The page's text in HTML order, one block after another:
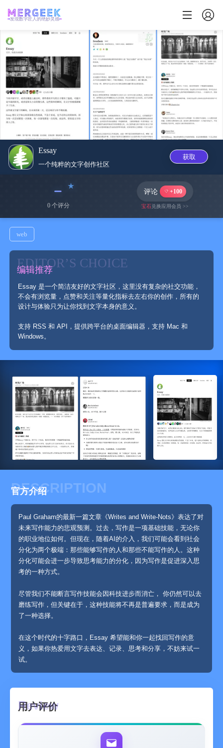
发现数字匠人的绝妙灵感
Essay
一个纯粹的文字创作社区
获取
﹣
0 个评分
评论 +100
宝石兑换应用会员 >>
web
EDITOR’S CHOICE
编辑推荐
Essay 是一个简洁友好的文字社区，这里没有复杂的社交功能，
不会有浏览量，点赞和关注等量化指标去左右你的创作，所有的
支持 RSS 和 API，提供跨平台的桌面编辑器，支持 Mac 和
Windows。
DESCRIPTION
官方介绍
Paul Graham的最新一篇文章《Writes and Write-Nots》表达了对
未来写作能力的悲观预测。过去，写作是一项基础技能，无论你
的职业地位如何。但现在，随着AI的介入，我们可能会看到社会
分化为两个极端：那些能够写作的人和那些不能写作的人。这种
分化可能会进一步导致思考能力的分化，因为写作是促进深入思
考的一种方式。
尽管我们不能断言写作技能会因科技进步而消亡， 你仍然可以去
磨练写作，但关键在于，这种技能将不再是普遍要求，而是成为
了一种选择。
在这个时代的十字路口，Essay 希望能和你一起找回写作的意
义，如果你热爱用文字去表达、记录、思考和分享，不妨来试一
试。
用户评价